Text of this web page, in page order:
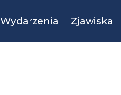
Wydarzenia Zjawiska